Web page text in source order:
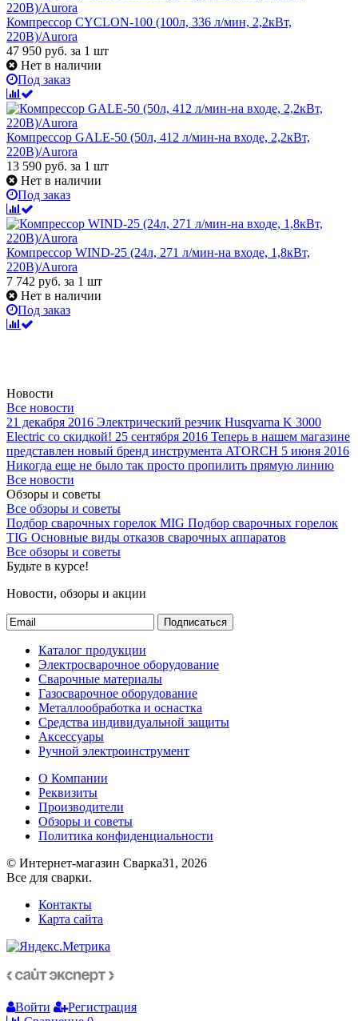
Компрессор CYCLON-100 (100л, 336 л/мин, 2,2кВт,
220В)/Aurora
47 950 руб. за 1 шт
Нет в наличии
Под заказ
Компрессор GALE-50 (50л, 412 л/мин-на входе, 2,2кВт,
220В)/Aurora
13 590 руб. за 1 шт
Нет в наличии
Под заказ
Компрессор WIND-25 (24л, 271 л/мин-на входе, 1,8кВт,
220В)/Aurora
7 742 руб. за 1 шт
Нет в наличии
Под заказ
Новости
Все новости
21 декабря 2016 Электрический резчик Husqvarna K 3000
Electric со скидкой! 25 сентября 2016 Теперь в нашем магазине
представлен новый бренд инструмента ATORCH 5 июня 2016
Никогда еще не было так просто пропилить прямую линию
Все новости
Обзоры и советы
Все обзоры и советы
Подбор сварочных горелок MIG Подбор сварочных горелок
TIG Основные виды отказов сварочных аппаратов
Все обзоры и советы
Будьте в курсе!
Новости, обзоры и акции
Подписаться
Каталог продукции
Электросварочное оборудование
Сварочные материалы
Газосварочное оборудование
Металлообработка и оснастка
Средства индивидуальной защиты
Аксессуары
Ручной электроинструмент
О Компании
Реквизиты
Производители
Обзоры и советы
Политика конфиденциальности
© Интернет-магазин Сварка31, 2026
Все для сварки.
Контакты
Карта сайта
Войти
Регистрация